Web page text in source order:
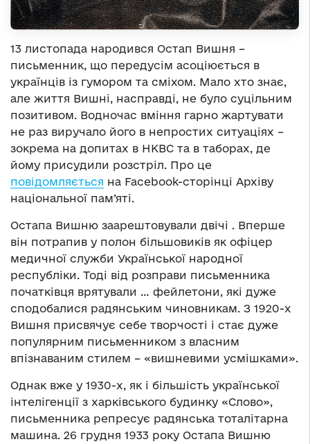
13 листопада народився Остап Вишня –
письменник, що передусім асоціюється в
українців із гумором та сміхом. Мало хто знає,
але життя Вишні, насправді, не було суцільним
позитивом. Водночас вміння гарно жартувати
не раз виручало його в непростих ситуаціях –
зокрема на допитах в НКВС та в таборах, де
йому присудили розстріл. Про це
повідомляється на Facebook-сторінці Архіву
національної пам’яті.
Остапа Вишню заарештовували двічі . Вперше
він потрапив у полон більшовиків як офіцер
медичної служби Української народної
республіки. Тоді від розправи письменника
початківця врятували … фейлетони, які дуже
сподобалися радянським чиновникам. З 1920-х
Вишня присвячує себе творчості і стає дуже
популярним письменником з власним
впізнаваним стилем – «вишневими усмішками».
Однак вже у 1930-х, як і більшість української
інтелігенції з харківського будинку «Слово»,
письменника репресує радянська тоталітарна
машина. 26 грудня 1933 року Остапа Вишню